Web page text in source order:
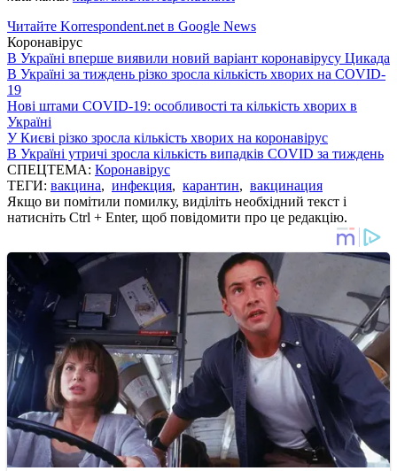
Читайте Korrespondent.net в Google News
Коронавірус
В Україні вперше виявили новий варіант коронавірусу Цикада
В Україні за тиждень різко зросла кількість хворих на COVID-
19
Нові штами COVID-19: особливості та кількість хворих в
Україні
У Києві різко зросла кількість хворих на коронавірус
В Україні утричі зросла кількість випадків COVID за тиждень
СПЕЦТЕМА: Коронавірус
ТЕГИ: вакцина, инфекция, карантин, вакцинация
Якщо ви помітили помилку, виділіть необхідний текст і
натисніть Ctrl + Enter, щоб повідомити про це редакцію.